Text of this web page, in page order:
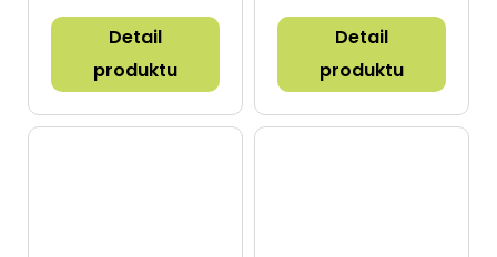
Detail
produktu
Detail
produktu